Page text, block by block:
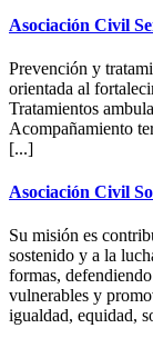
Asociación Civil
Prevención y
orientada al
Tratamientos
Acompañamiento
[...]
Asociación Civil
Su misión es
sostenido y a la
formas,
vulnerables y
igualdad, equidad,